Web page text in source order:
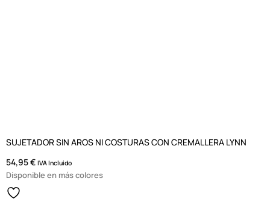
SUJETADOR SIN AROS NI COSTURAS CON CREMALLERA LYNN
54,95€ IVA Incluido
Disponible en más colores